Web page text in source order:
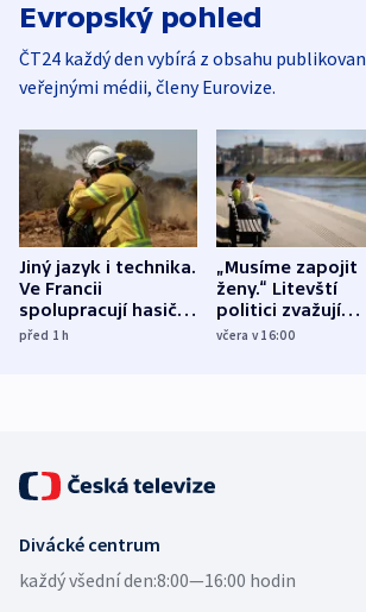
Evropský pohled
ČT24 každý den vybírá z obsahu
veřejnými médii, členy Eurovize.
Jiný jazyk i technika.
Ve Francii
spolupracují hasiči z
různých zemí
před 1h
„Musíme zapojit
ženy.“ Litevští
politici zvažují
dohodu o
včera v 16:00
Divácké centrum
každý všední den:8:00—16:00 hodin